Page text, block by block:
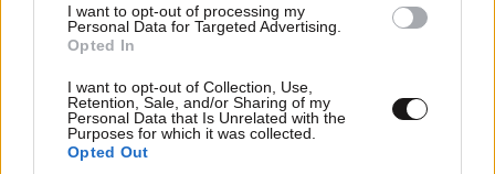
I want to opt-out of processing my
Personal Data for Targeted Advertising.
Opted In
I want to opt-out of Collection, Use,
Retention, Sale, and/or Sharing of my
Personal Data that Is Unrelated with the
Purposes for which it was collected.
Opted Out